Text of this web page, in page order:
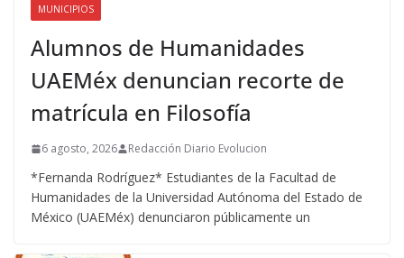
MUNICIPIOS
Alumnos de Humanidades
UAEMéx denuncian recorte de
matrícula en Filosofía
6 agosto, 2026 Redacción Diario Evolucion
*Fernanda Rodríguez* Estudiantes de la Facultad de
Humanidades de la Universidad Autónoma del Estado de
México (UAEMéx) denunciaron públicamente un